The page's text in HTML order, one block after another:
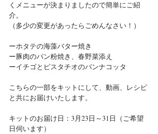
くメニューが決まりましたので簡単にご紹
介。
（多少の変更があったらごめんなさい！）
ーホタテの海藻バター焼き
ー豚肉のパン粉焼き、春野菜添え
ーイチゴとピスタチオのパンナコッタ
こちらの一部をキットにして、動画、レシピ
と共にお届けいたします。
キットのお届け日：3月23日～31日（ご希望
日伺います）